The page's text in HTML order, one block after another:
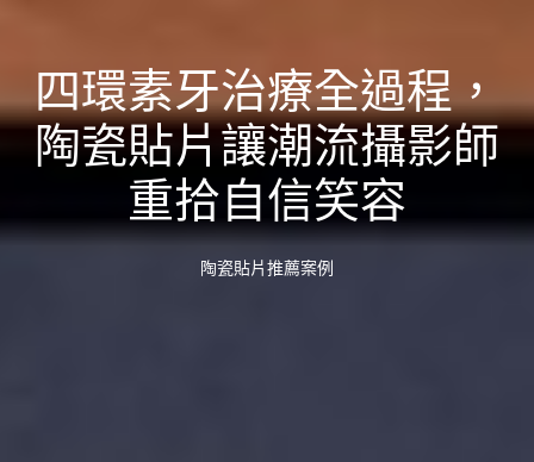
四環素牙治療全過程，
陶瓷貼片讓潮流攝影師
重拾自信笑容
陶瓷貼片推薦案例